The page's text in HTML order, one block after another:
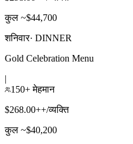
कुल ~$44,700
शनिवार· DINNER
Gold Celebration Menu
|
150+ मेहमान
$268.00++/व्यक्ति
कुल ~$40,200